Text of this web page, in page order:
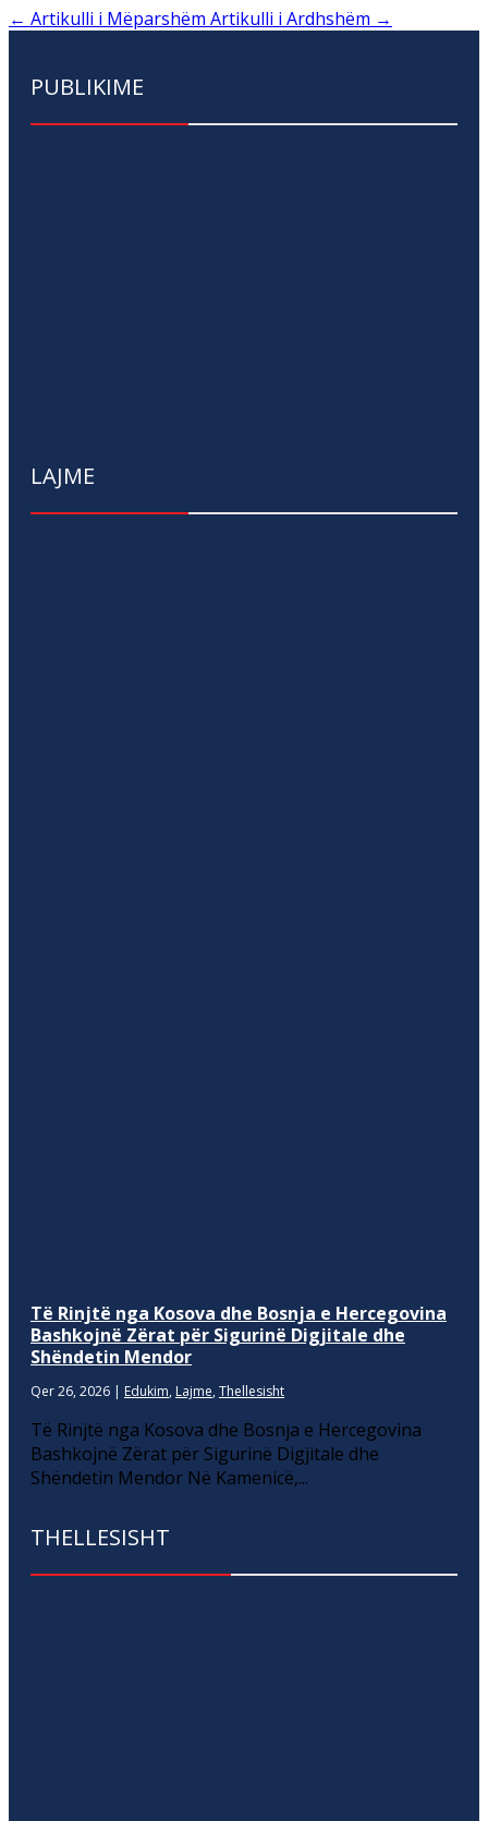
← Artikulli i Mëparshëm Artikulli i Ardhshëm →
PUBLIKIME
LAJME
Të Rinjtë nga Kosova dhe Bosnja e Hercegovina
Bashkojnë Zërat për Sigurinë Digjitale dhe
Shëndetin Mendor
Qer 26, 2026 | Edukim, Lajme, Thellesisht
Të Rinjtë nga Kosova dhe Bosnja e Hercegovina
Bashkojnë Zërat për Sigurinë Digjitale dhe
Shëndetin Mendor Në Kamenicë,...
THELLESISHT